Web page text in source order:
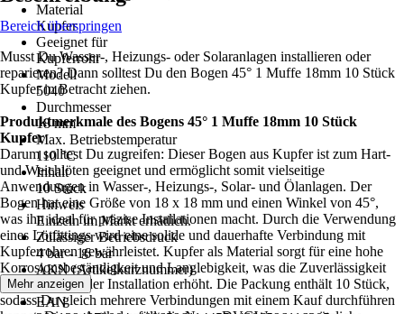
Material
Kupfer
Geeignet für
Kupferrohr
Modell
5040
Durchmesser
18 mm
Max. Betriebstemperatur
110 °C
Inhalt
10 Stück
Hinweis
Einzeln im Markt erhätlich.
Zulässiger Betriebsdruck
4 bar - 16 bar
AKN (Artikelkurznummer)
TZHE
EAN
Bereich überspringen
Musst Du Wasser-, Heizungs- oder Solaranlagen installieren oder
reparieren? Dann solltest Du den Bogen 45° 1 Muffe 18mm 10 Stück
Kupfer in Betracht ziehen.
Produktmerkmale des Bogens 45° 1 Muffe 18mm 10 Stück
Kupfer
Darum solltest Du zugreifen: Dieser Bogen aus Kupfer ist zum Hart-
und Weichlöten geeignet und ermöglicht somit vielseitige
Anwendungen in Wasser-, Heizungs-, Solar- und Ölanlagen. Der
Bogen hat eine Größe von 18 x 18 mm und einen Winkel von 45°,
was ihn ideal für präzise Installationen macht. Durch die Verwendung
eines Lötfittings wird eine solide und dauerhafte Verbindung mit
Kupferrohren gewährleistet. Kupfer als Material sorgt für eine hohe
Korrosionsbeständigkeit und Langlebigkeit, was die Zuverlässigkeit
und Sicherheit der Installation erhöht. Die Packung enthält 10 Stück,
sodass Du gleich mehrere Verbindungen mit einem Kauf durchführen
Mehr anzeigen